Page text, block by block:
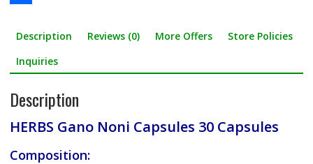
o
k
e
r
e
Description Reviews (0) More Offers
Store Policies
Inquiries
Description
HERBS Gano Noni Capsules 30 Capsules
Composition: